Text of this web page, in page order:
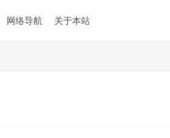
网络导航 关于本站